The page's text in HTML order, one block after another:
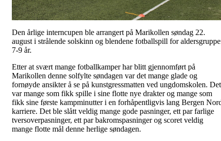
Den årlige interncupen ble arrangert på Marikollen søndag 22.
august i strålende solskinn og blendene fotballspill for
7-9 år.
Etter at svært mange fotballkamper har blitt gjennomført på
Marikollen denne solfylte søndagen var det mange glade og
fornøyde ansikter å se på kunstgressmatten ved ungdomskolen. Det
var mange som fikk spille i sine flotte nye drakter og mange som
fikk sine første kampminutter i en forhåpentligvis lang Bergen
karriere. Det ble slått veldig mange gode pasninger, ett par farlige
tversoverpasninger, ett par bakromspasninger og scoret veldig
mange flotte mål denne herlige søndagen.